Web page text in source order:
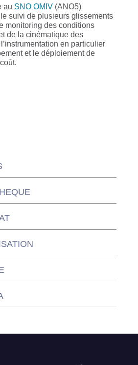
au SNO OMIV (ANO5)
suivi de plusieurs glissements
monitoring des conditions
de la cinématique des
en particulier
et le déploiement de